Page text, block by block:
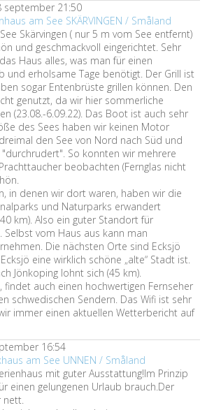
september 21:50
am See SKÄRVINGEN / Småland
Skärvingen ( nur 5 m vom See entfernt)
und geschmackvoll eingerichtet. Sehr
Haus alles, was man für einen
und erholsame Tage benötigt. Der Grill ist
sogar Entenbrüste grillen können. Den
genutzt, da wir hier sommerliche
(23.08.-6.09.22). Das Boot ist auch sehr
des Sees haben wir keinen Motor
den See von Nord nach Süd und
So konnten wir mehrere
beobachten (Fernglas nicht
in denen wir dort waren, haben wir die
und Naturparks erwandert
km). Also ein guter Standort für
Selbst vom Haus aus kann man
Die nächsten Orte sind Ecksjö
eine wirklich schöne „alte“ Stadt ist.
Jönkoping lohnt sich (45 km).
findet auch einen hochwertigen Fernseher
schwedischen Sendern. Das Wifi ist sehr
immer einen aktuellen Wetterbericht auf
16:54
am See UNNEN / Småland
mit guter Ausstattung!Im Prinzip
einen gelungenen Urlaub brauch.Der
nett.